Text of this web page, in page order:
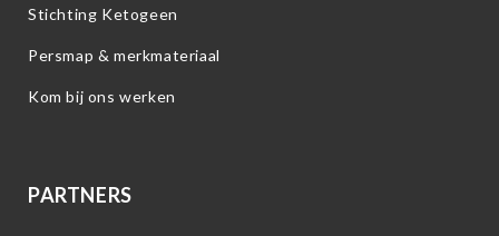
Stichting Ketogeen
Persmap & merkmateriaal
Kom bij ons werken
PARTNERS